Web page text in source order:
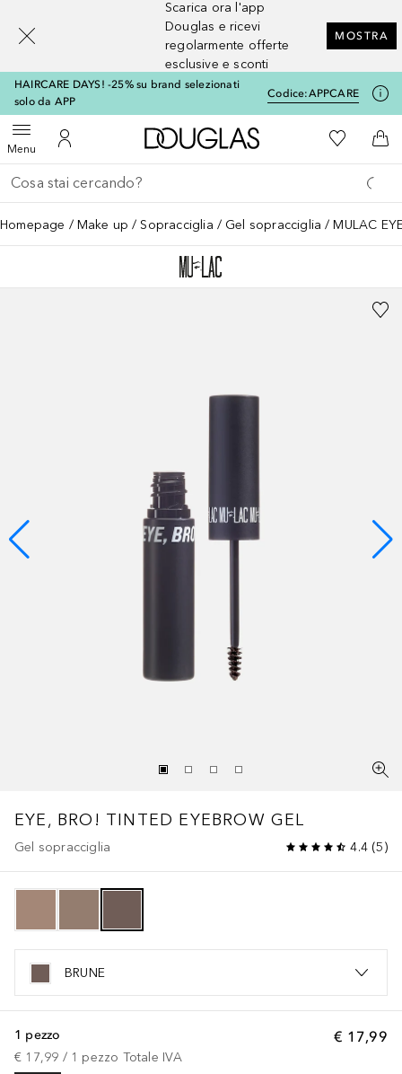
Scarica ora l'app
Douglas e ricevi
regolarmente offerte
esclusive e sconti
MOSTRA
HAIRCARE DAYS! -25% su brand selezionati
solo da APP
Codice:APPCARE
MenuApri menuAl Mio Account
A Douglas HomeAlla Mia
Al
Torna indietro
Esegui ricerca
Homepage Make up Sopracciglia Gel sopracciglia MULAC
EYE, BRO! TINTED EYEBROW GEL
Gel sopracciglia 4.4 (5)
BRUNE
€ 17,99
1 pezzo
€ 17,99 / 1 pezzo Totale IVA
[navigation.slideout.screenreader]